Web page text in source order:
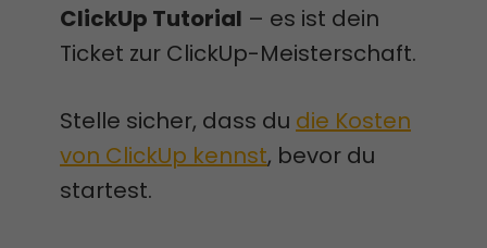
ClickUp Tutorial – es ist dein
Ticket zur ClickUp-Meisterschaft.
Stelle sicher, dass du die Kosten
von ClickUp kennst, bevor du
startest.